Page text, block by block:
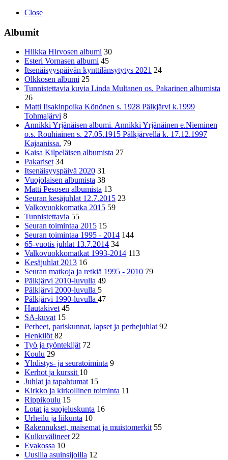
Close
Albumit
Hilkka Hirvosen albumi 30
Esteri Vornasen albumi 45
Itsenäisyyspäivän kynttilänsytytys 2021 24
Olkkosen albumi 25
Tunnistettavia kuvia Linda Multanen os. Pakarinen albumista
26
Matti Iisakinpoika Könönen s. 1928 Pälkjärvi k.1999
Tohmajärvi 8
Annikki Yrjänäisen albumi. Annikki Yrjänäinen e.Nieminen
o.s. Rouhiainen s. 27.05.1915 Pälkjärvellä k. 17.12.1997
Kajaanissa. 79
Kaisa Kilpeläisen albumista 27
Pakariset 34
Itsenäisyyspäivä 2020 31
Vuojolaisen albumista 38
Matti Pesosen albumista 13
Seuran kesäjuhlat 12.7.2015 23
Valkovuokkomatka 2015 59
Tunnistettavia 55
Seuran toimintaa 2015 15
Seuran toimintaa 1995 - 2014 144
65-vuotis juhlat 13.7.2014 34
Valkovuokkomatkat 1993-2014 113
Kesäjuhlat 2013 16
Seuran matkoja ja retkiä 1995 - 2010 79
Pälkjärvi 2010-luvulla 49
Pälkjärvi 2000-luvulla 5
Pälkjärvi 1990-luvulla 47
Hautakivet 45
SA-kuvat 15
Perheet, pariskunnat, lapset ja perhejuhlat 92
Henkilöt82
Työ ja työntekijät 72
Koulu 29
Yhdistys- ja seuratoiminta 9
Kerhot ja kurssit 10
Juhlat ja tapahtumat 15
Kirkko ja kirkollinen toiminta 11
Rippikoulu 15
Lotat ja suojeluskunta 16
Urheilu ja liikunta 10
Rakennukset, maisemat ja muistomerkit 55
Kulkuvälineet 22
Evakossa 10
Uusilla asuinsijoilla 12